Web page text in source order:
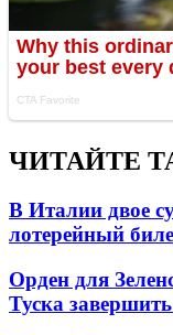
ЧИТАЙТЕ
В Италии двое
лотерейный
Орден для
Туска